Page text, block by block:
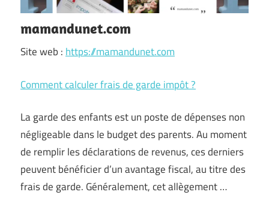
mamandunet.com
Site web : https://mamandunet.com
Comment calculer frais de garde impôt ?
La garde des enfants est un poste de dépenses non
négligeable dans le budget des parents. Au moment
de remplir les déclarations de revenus, ces derniers
peuvent bénéficier d’un avantage fiscal, au titre des
frais de garde. Généralement, cet allègement …